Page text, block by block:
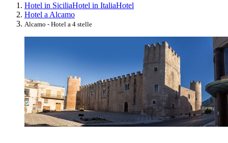
Hotel in SiciliaHotel in ItaliaHotel
Hotel a Alcamo
Alcamo - Hotel a 4 stelle